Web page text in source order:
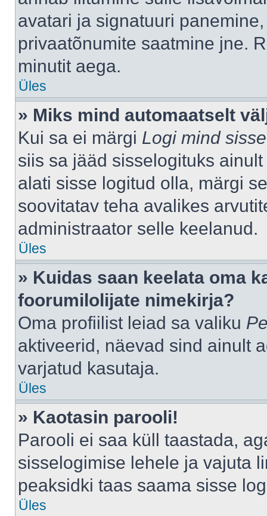
avatari ja signatuuri
privaatõnumite saatmine jne.
minutit aega.
Üles
» Miks mind automaatselt
Kui sa ei märgi Logi mind
siis sa jääd sisselogituks
alati sisse logitud olla, märgi
soovitatav teha avalikes
administraator selle keelanud.
Üles
» Kuidas saan keelata oma
foorumilolijate nimekirja?
Oma profiilist leiad sa valiku
aktiveerid, näevad sind ainult
varjatud kasutaja.
Üles
» Kaotasin parooli!
Parooli ei saa küll taastada,
sisselogimise lehele ja vajuta
peaksidki taas saama sisse
Üles